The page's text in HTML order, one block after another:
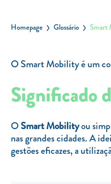
Homepage Glossário Smart
O Smart Mobility é um
Significado
OSmart Mobilityou
nas grandes cidades. A
gestões eficazes, a